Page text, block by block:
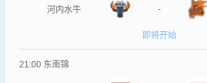
河内水牛 -
即将开始
21:00 东南锦